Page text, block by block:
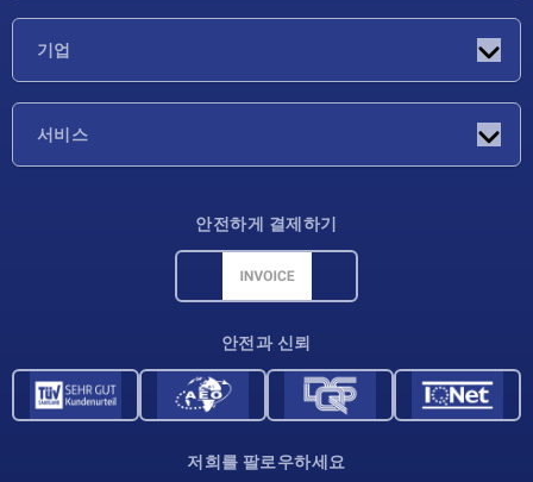
기업
서비스
안전하게 결제하기
안전과 신뢰
저희를 팔로우하세요